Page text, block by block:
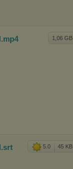
1,06 GB
.mp4
5.0 45 KB
.srt